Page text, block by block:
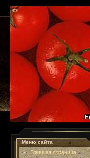
Меню сайта
Главная страница